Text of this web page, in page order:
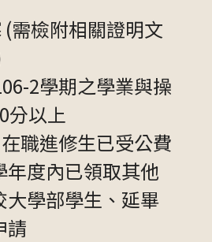
需檢附相關證明文
2學期之學業與操
分以上
職進修生已受公費
度內已領取其他
大學部學生、延畢
請